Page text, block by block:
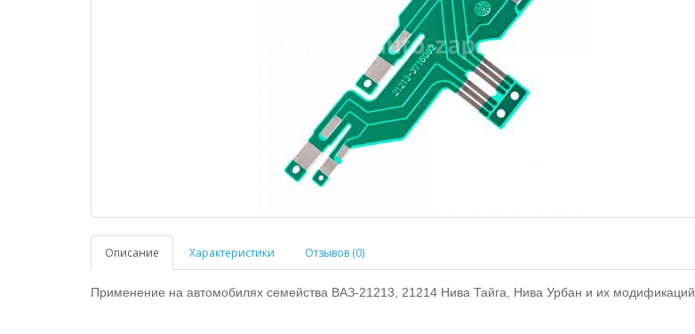
Описание Характеристики Отзывов (0)
Применение на автомобилях семейства ВАЗ-21213, 21214 Нива Тайга, Нива Урбан и их модификаций.